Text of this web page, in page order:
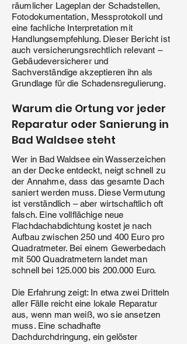
räumlicher Lageplan der Schadstellen,
Fotodokumentation, Messprotokoll und
eine fachliche Interpretation mit
Handlungsempfehlung. Dieser Bericht ist
auch versicherungsrechtlich relevant –
Gebäudeversicherer und
Sachverständige akzeptieren ihn als
Grundlage für die Schadensregulierung.
Warum die Ortung vor jeder
Reparatur oder Sanierung in
Bad Waldsee steht
Wer in Bad Waldsee ein Wasserzeichen
an der Decke entdeckt, neigt schnell zu
der Annahme, dass das gesamte Dach
saniert werden muss. Diese Vermutung
ist verständlich – aber wirtschaftlich oft
falsch. Eine vollflächige neue
Flachdachabdichtung kostet je nach
Aufbau zwischen 250 und 400 Euro pro
Quadratmeter. Bei einem Gewerbedach
mit 500 Quadratmetern landet man
schnell bei 125.000 bis 200.000 Euro.
Die Erfahrung zeigt: In etwa zwei Dritteln
aller Fälle reicht eine lokale Reparatur
aus, wenn man weiß, wo sie ansetzen
muss. Eine schadhafte
Dachdurchdringung, ein gelöster